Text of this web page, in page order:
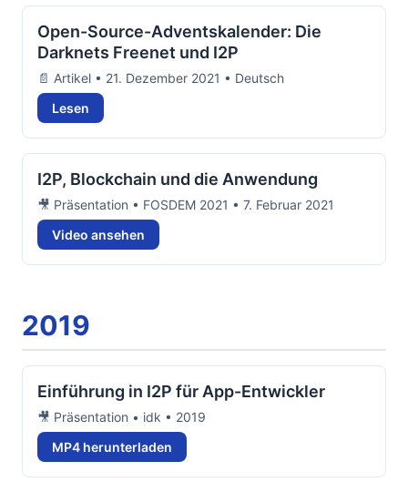
Open-Source-Adventskalender: Die
Darknets Freenet und I2P
📄 Artikel • 21. Dezember 2021 • Deutsch
Lesen
I2P, Blockchain und die Anwendung
🎥 Präsentation • FOSDEM 2021 • 7. Februar 2021
Video ansehen
2019
Einführung in I2P für App-Entwickler
🎥 Präsentation • idk • 2019
MP4 herunterladen